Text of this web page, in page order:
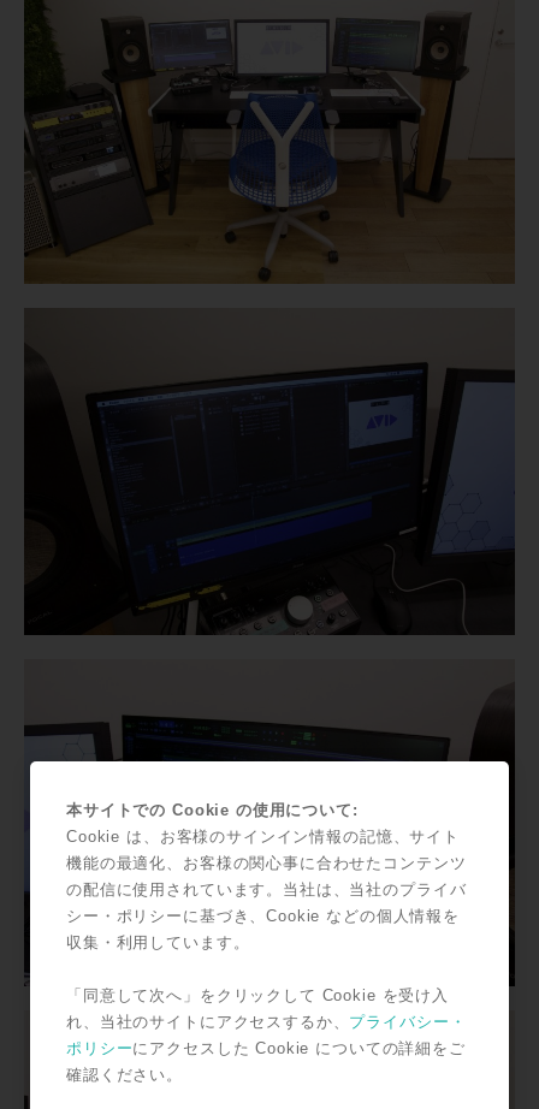
本サイトでの Cookie の使用について:
Cookie は、お客様のサインイン情報の記憶、サイト
機能の最適化、お客様の関心事に合わせたコンテンツ
の配信に使用されています。当社は、当社のプライバ
シー・ポリシーに基づき、Cookie などの個人情報を
収集・利用しています。
「同意して次へ」をクリックして Cookie を受け入
れ、当社のサイトにアクセスするか、 プライバシー・
ポリシーにアクセスした Cookie についての詳細をご
確認ください。